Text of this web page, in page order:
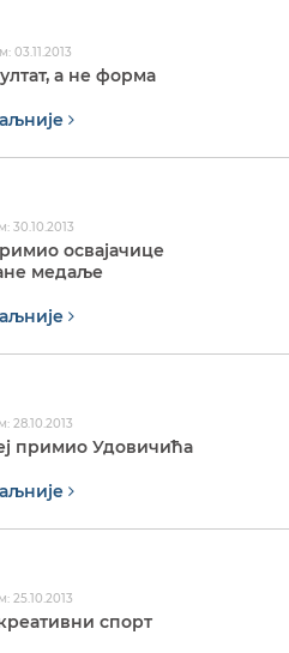
03.11.2013
а не форма
30.10.2013
освајачице
медаље
28.10.2013
примио Удовичића
25.10.2013
спорт